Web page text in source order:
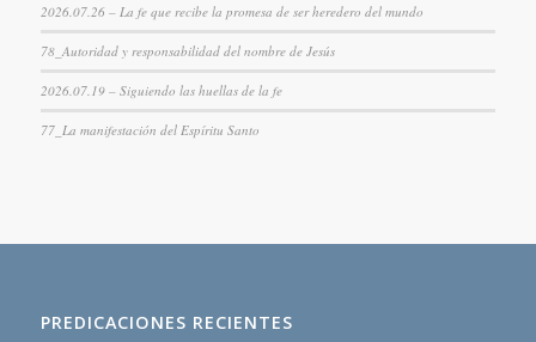
2026.07.26 – La fe que recibe la promesa de ser heredero del mundo
78_Autoridad y responsabilidad del nombre de Jesús
2026.07.19 – Siguiendo las huellas de la fe
77_La manifestación del Espíritu Santo
PREDICACIONES RECIENTES